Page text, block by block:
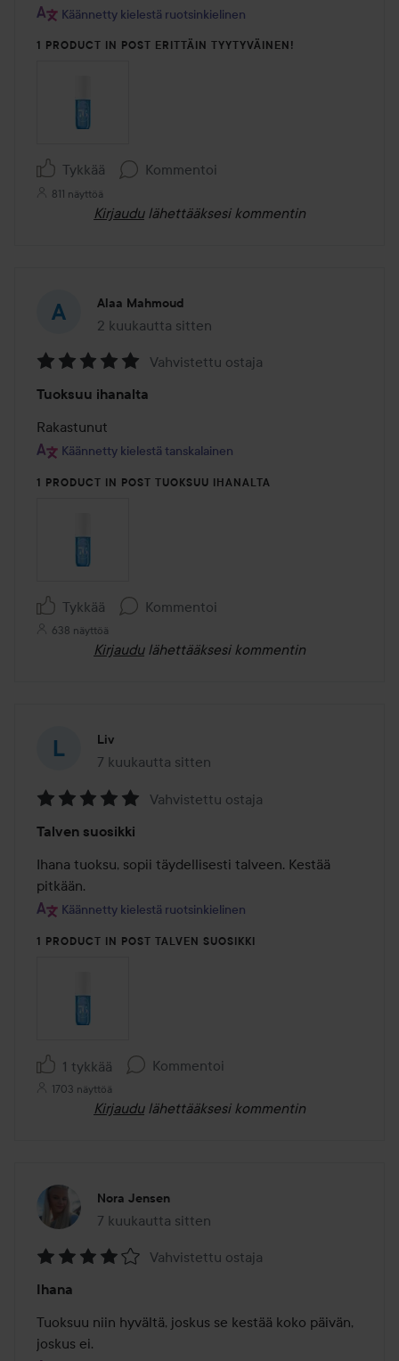
Käännetty kielestä ruotsinkielinen
1 PRODUCT IN POST ERITTÄIN TYYTYVÄINEN!
Tykkää Kommentoi
811 näyttöä
Kirjaudu lähettääksesi kommentin
Alaa Mahmoud
2 kuukautta sitten
Viesti luotiin 2 kuukautta sitten
5
/
5
Vahvistettu ostaja
Tuoksuu ihanalta
Rakastunut
Käännetty kielestä tanskalainen
1 PRODUCT IN POST TUOKSUU IHANALTA
Tykkää Kommentoi
638 näyttöä
Kirjaudu lähettääksesi kommentin
Liv
7 kuukautta sitten
Viesti luotiin 7 kuukautta sitten
5
/
5
Vahvistettu ostaja
Talven suosikki
Ihana tuoksu, sopii täydellisesti talveen. Kestää
pitkään.
Käännetty kielestä ruotsinkielinen
1 PRODUCT IN POST TALVEN SUOSIKKI
1 tykkää Kommentoi
1703 näyttöä
Kirjaudu lähettääksesi kommentin
Nora Jensen
7 kuukautta sitten
Viesti luotiin 7 kuukautta sitten
4
/
5
Vahvistettu ostaja
Ihana
Tuoksuu niin hyvältä, joskus se kestää koko päivän,
joskus ei.